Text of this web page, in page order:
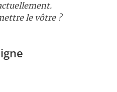
le vôtre ?